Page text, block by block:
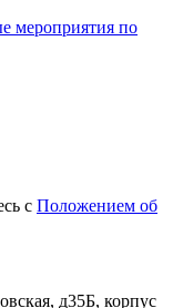
мероприятия по
с Положением об
д35Б, корпус